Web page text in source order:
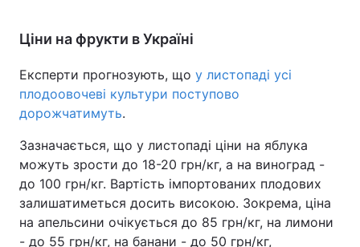
Ціни на фрукти в Україні
Експерти прогнозують, що у листопаді усі
плодоовочеві культури поступово
дорожчатимуть.
Зазначається, що у листопаді ціни на яблука
можуть зрости до 18-20 грн/кг, а на виноград -
до 100 грн/кг. Вартість імпортованих плодових
залишатиметься досить високою. Зокрема, ціна
на апельсини очікується до 85 грн/кг, на лимони
- до 55 грн/кг, на банани - до 50 грн/кг,